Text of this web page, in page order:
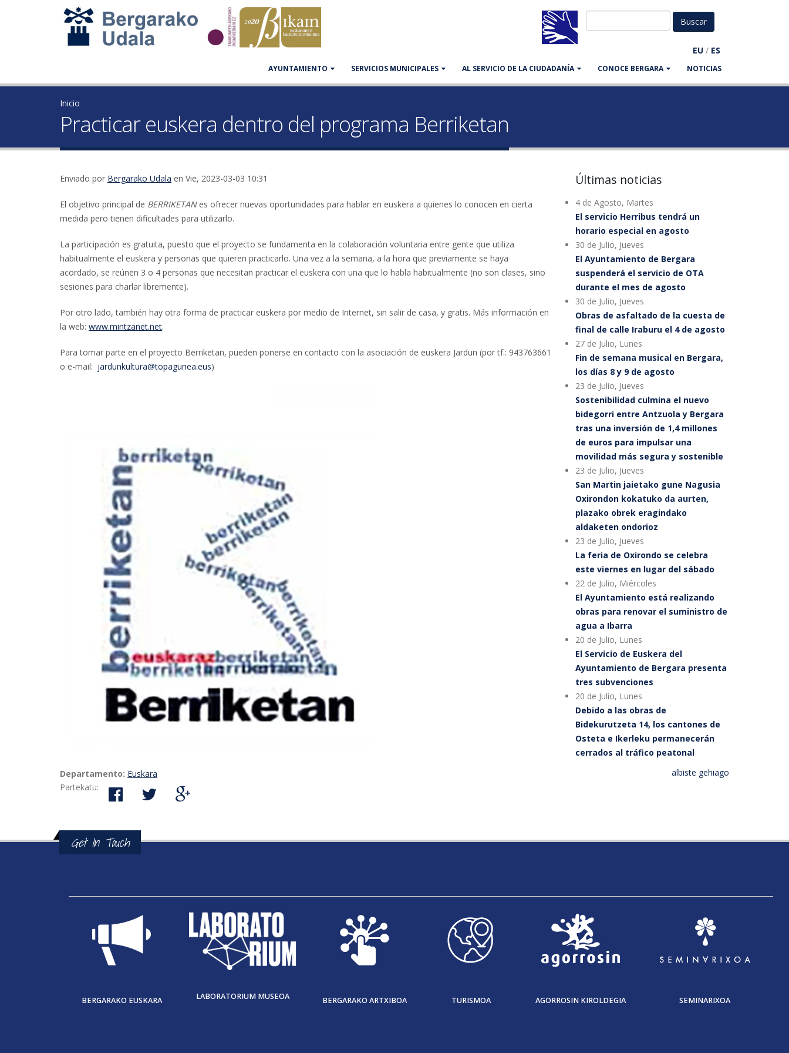
EU / ES
AYUNTAMIENTO SERVICIOS MUNICIPALES AL SERVICIO DE LA CIUDADANÍA CONOCE BERGARA NOTICIAS
Inicio
Practicar euskera dentro del programa Berriketan
Enviado por Bergarako Udala en Vie, 2023-03-03 10:31
El objetivo principal de BERRIKETANes ofrecer nuevas oportunidades para hablar en euskera a quienes lo conocen en cierta
medida pero tienen dificultades para utilizarlo.
La participación es gratuita, puesto que el proyecto se fundamenta en la colaboración voluntaria entre gente que utiliza
habitualmente el euskera y personas que quieren practicarlo. Una vez a la semana, a la hora que previamente se haya
acordado, se reúnen 3 o 4 personas que necesitan practicar el euskera con una que lo habla habitualmente (no son clases, sino
sesiones para charlar libremente).
Por otro lado, también hay otra forma de practicar euskera por medio de Internet, sin salir de casa, y gratis. Más información en
la web: www.mintzanet.net.
Para tomar parte en el proyecto Berriketan, pueden ponerse en contacto con la asociación de euskera Jardun (por tf.: 943763661
o e-mail: jardunkultura@topagunea.eus)
Departamento: Euskara
Partekatu:
Últimas noticias
4 de Agosto, Martes
El servicio Herribus tendrá un
horario especial en agosto
30 de Julio, Jueves
El Ayuntamiento de Bergara
suspenderá el servicio de OTA
durante el mes de agosto
30 de Julio, Jueves
Obras de asfaltado de la cuesta de
final de calle Iraburu el 4 de agosto
27 de Julio, Lunes
Fin de semana musical en Bergara,
los días 8 y 9 de agosto
23 de Julio, Jueves
Sostenibilidad culmina el nuevo
bidegorri entre Antzuola y Bergara
tras una inversión de 1,4 millones
de euros para impulsar una
movilidad más segura y sostenible
23 de Julio, Jueves
San Martin jaietako gune Nagusia
Oxirondon kokatuko da aurten,
plazako obrek eragindako
aldaketen ondorioz
23 de Julio, Jueves
La feria de Oxirondo se celebra
este viernes en lugar del sábado
22 de Julio, Miércoles
El Ayuntamiento está realizando
obras para renovar el suministro de
agua a Ibarra
20 de Julio, Lunes
El Servicio de Euskera del
Ayuntamiento de Bergara presenta
tres subvenciones
20 de Julio, Lunes
Debido a las obras de
Bidekurutzeta 14, los cantones de
Osteta e Ikerleku permanecerán
cerrados al tráfico peatonal
albiste gehiago
Get In Touch
BERGARAKO EUSKARA LABORATORIUM MUSEOA BERGARAKO ARTXIBOA TURISMOA AGORROSIN KIROLDEGIA SEMINARIXOA